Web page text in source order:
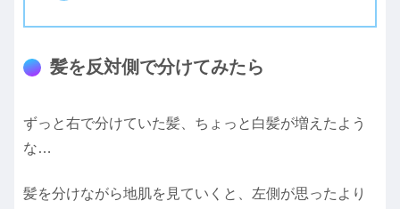
髪を反対側で分けてみたら
ずっと右で分けていた髪、ちょっと白髪が増えたよう
な…
髪を分けながら地肌を見ていくと、左側が思ったより